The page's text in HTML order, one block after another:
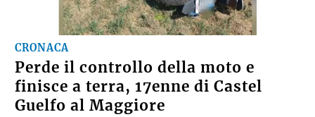
CRONACA
Perde il controllo della moto e
finisce a terra, 17enne di Castel
Guelfo al Maggiore